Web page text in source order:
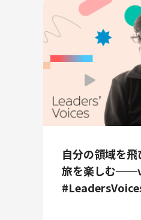
自分の領域を
旅を楽しむ